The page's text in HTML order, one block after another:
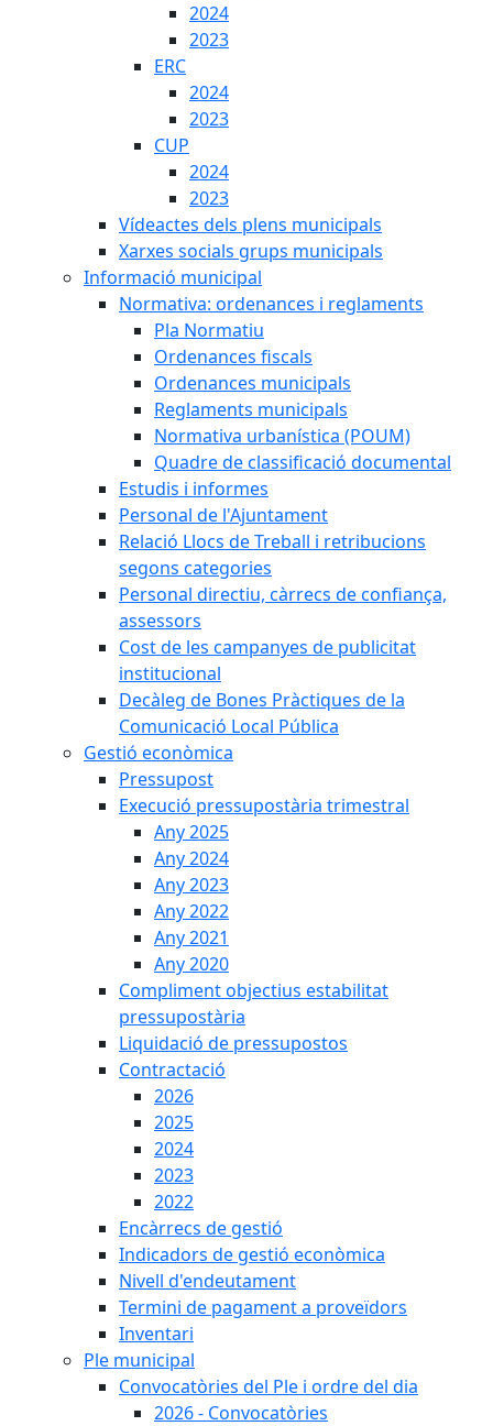
2024
2023
ERC
2024
2023
CUP
2024
2023
Vídeactes dels plens municipals
Xarxes socials grups municipals
Informació municipal
Normativa: ordenances i reglaments
Pla Normatiu
Ordenances fiscals
Ordenances municipals
Reglaments municipals
Normativa urbanística (POUM)
Quadre de classificació documental
Estudis i informes
Personal de l'Ajuntament
Relació Llocs de Treball i retribucions
segons categories
Personal directiu, càrrecs de confiança,
assessors
Cost de les campanyes de publicitat
institucional
Decàleg de Bones Pràctiques de la
Comunicació Local Pública
Gestió econòmica
Pressupost
Execució pressupostària trimestral
Any 2025
Any 2024
Any 2023
Any 2022
Any 2021
Any 2020
Compliment objectius estabilitat
pressupostària
Liquidació de pressupostos
Contractació
2026
2025
2024
2023
2022
Encàrrecs de gestió
Indicadors de gestió econòmica
Nivell d'endeutament
Termini de pagament a proveïdors
Inventari
Ple municipal
Convocatòries del Ple i ordre del dia
2026 - Convocatòries